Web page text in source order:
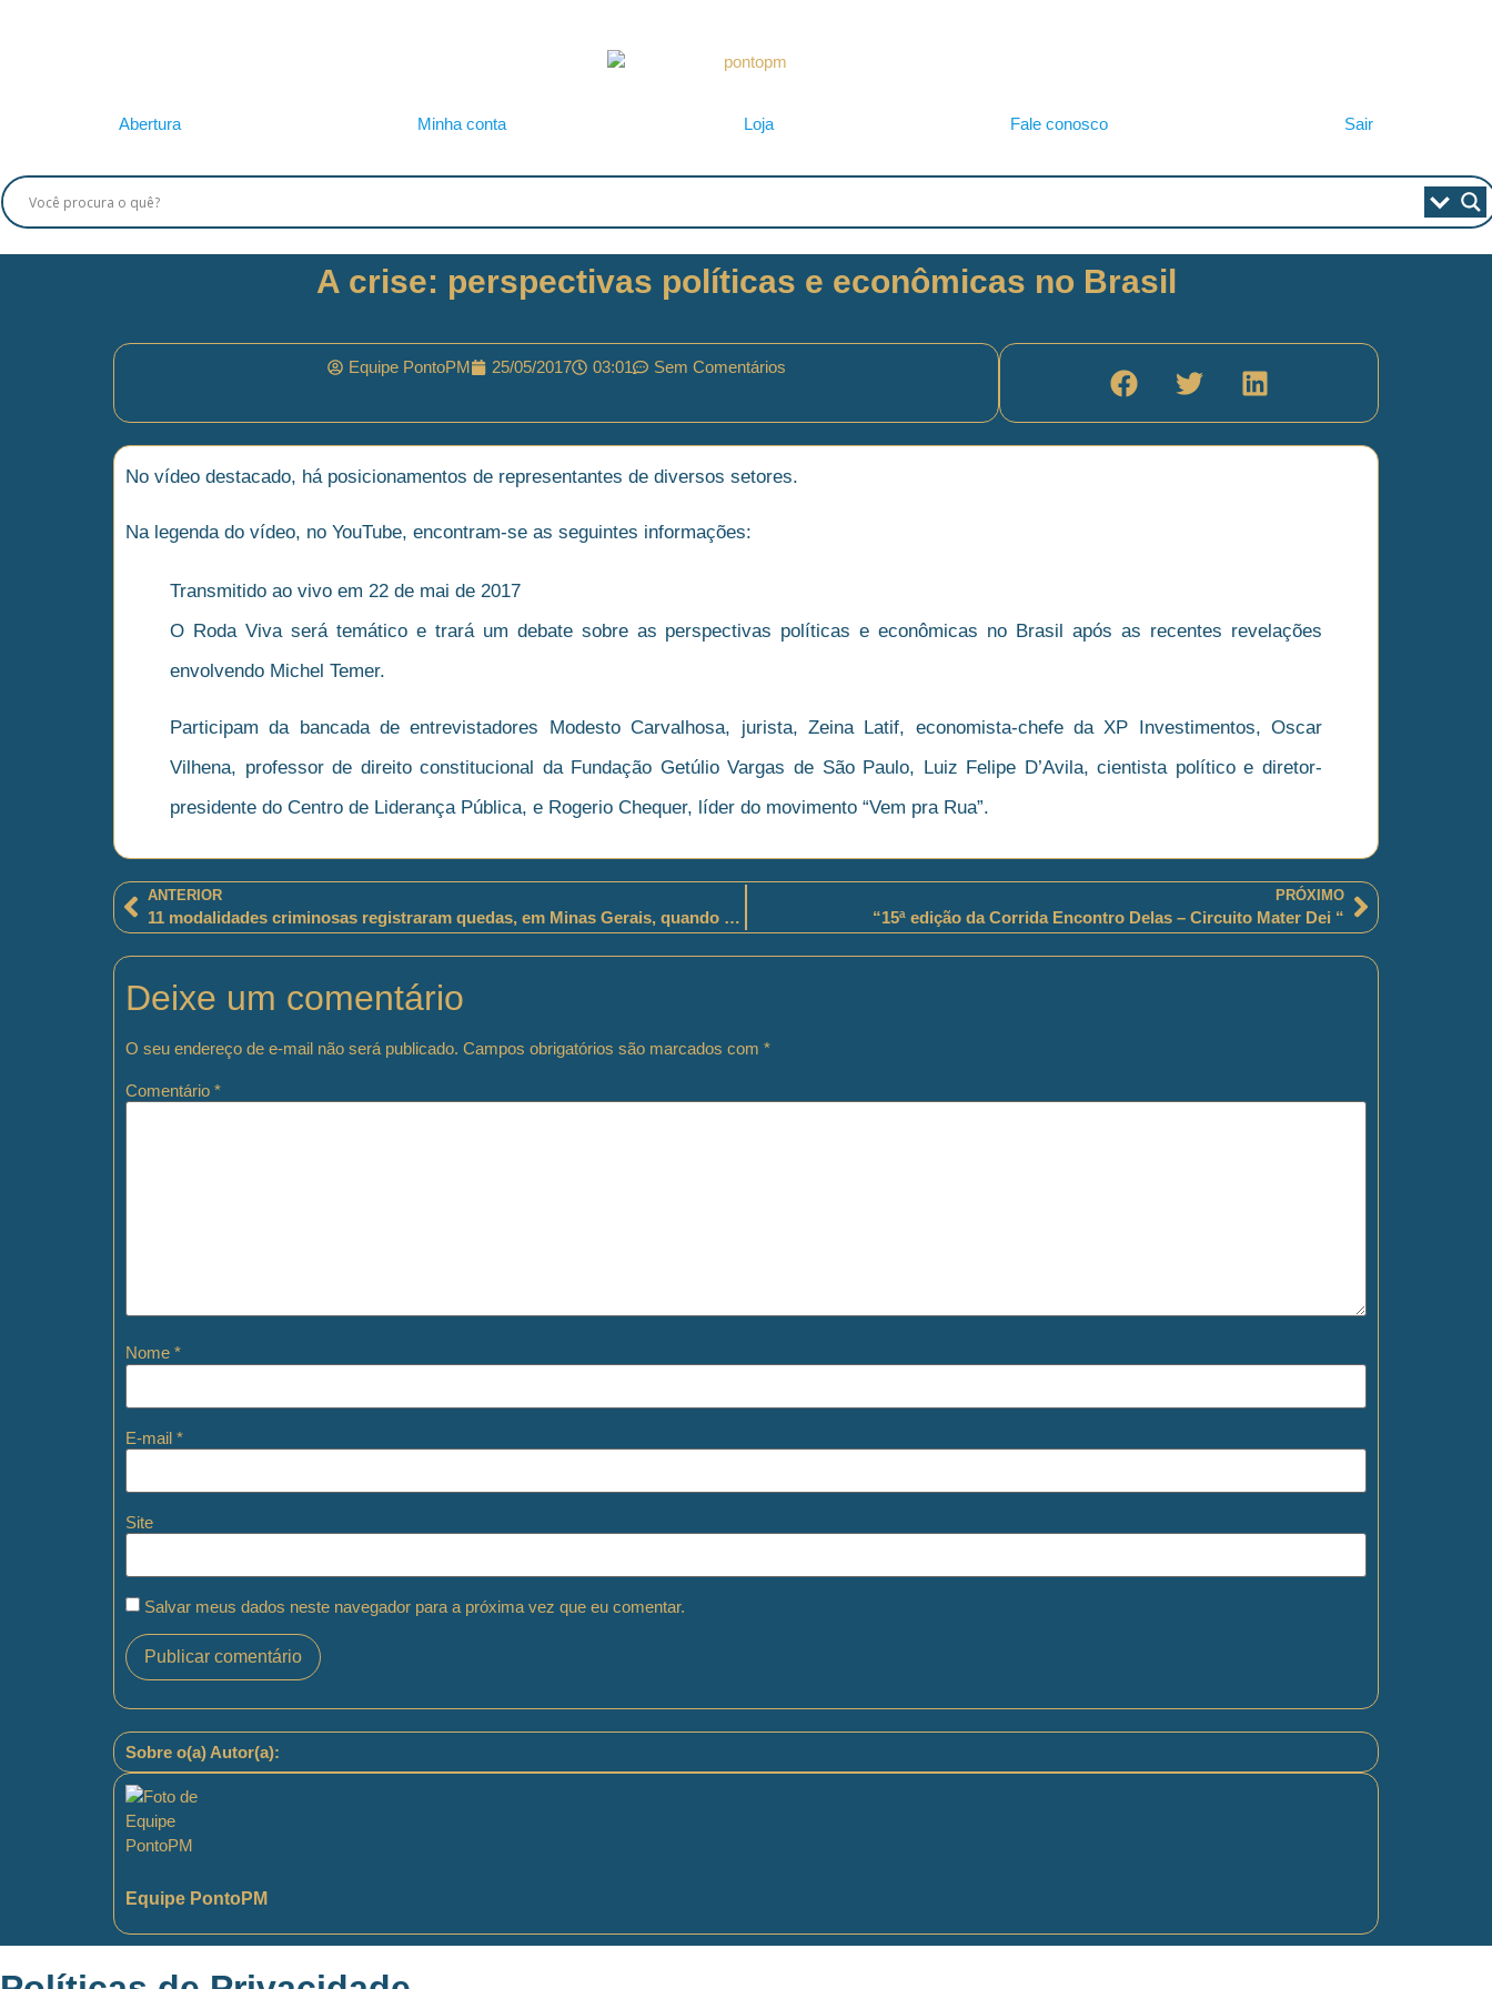
Abertura Minha conta Loja Fale conosco Sair
A crise: perspectivas políticas e econômicas no Brasil
Equipe PontoPM 25/05/2017 03:01 Sem Comentários
No vídeo destacado, há posicionamentos de representantes de diversos setores.
Na legenda do vídeo, no YouTube, encontram-se as seguintes informações:
Transmitido ao vivo em 22 de mai de 2017
O Roda Viva será temático e trará um debate sobre as perspectivas políticas e econômicas no Brasil após as recentes revelações
envolvendo Michel Temer.
Participam da bancada de entrevistadores Modesto Carvalhosa, jurista, Zeina Latif, economista-chefe da XP Investimentos, Oscar
Vilhena, professor de direito constitucional da Fundação Getúlio Vargas de São Paulo, Luiz Felipe D’Avila, cientista político e diretor-
presidente do Centro de Liderança Pública, e Rogerio Chequer, líder do movimento “Vem pra Rua”.
ANTERIOR
11 modalidades criminosas registraram quedas, em Minas Gerais, quando comparados os primeiros quadrimestres de 2016 e 2017,
PRÓXIMO
“15ª edição da Corrida Encontro Delas – Circuito Mater Dei “
Deixe um comentário
O seu endereço de e-mail não será publicado. Campos obrigatórios são marcados com *
Comentário *
Nome *
E-mail *
Site
Salvar meus dados neste navegador para a próxima vez que eu comentar.
Sobre o(a) Autor(a):
Equipe PontoPM